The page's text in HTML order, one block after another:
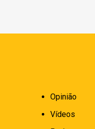
Opinião
Vídeos